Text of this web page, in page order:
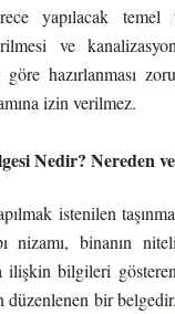
yapılacak temel
ve
hazırlanması
izin verilmez.
Nedir? Nereden ve
istenilen
nizamı, binanın
ilişkin bilgileri
düzenlenen bir